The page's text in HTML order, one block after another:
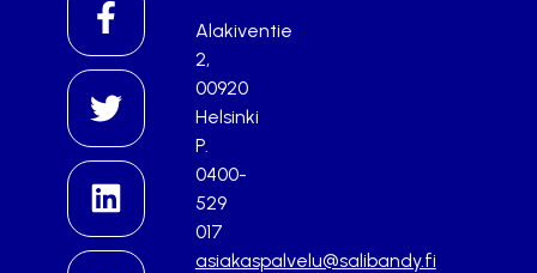
Alakiventie
2,
00920
Helsinki
P.
0400-
529
017
asiakaspalvelu@salibandy.fi